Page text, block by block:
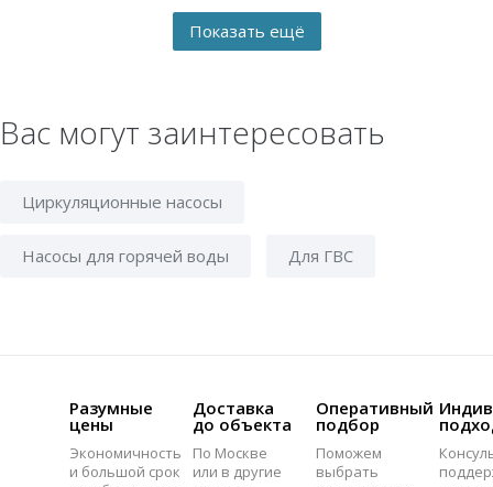
Вас могут заинтересовать
Циркуляционные насосы
Насосы для горячей воды Для ГВС
Разумные
цены
Экономичность
и большой срок
Доставка
до объекта
По Москве
или в другие
Оперативный
подбор
Поможем
выбрать